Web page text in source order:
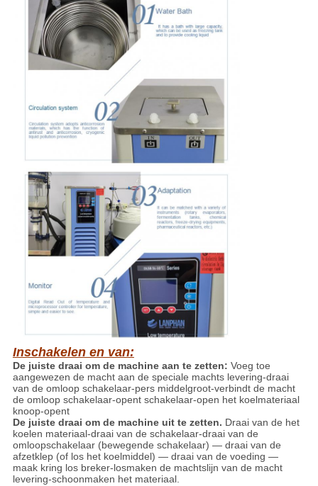
Inschakelen en van:
De juiste draai om de machine aan te zetten: Voeg toe
aangewezen de macht aan de speciale machts levering-draai
van de omloop schakelaar-pers middelgroot-verbindt de macht
de omloop schakelaar-opent schakelaar-open het koelmateriaal
knoop-opent
De juiste draai om de machine uit te zetten. Draai van de het
koelen materiaal-draai van de schakelaar-draai van de
omloopschakelaar (bewegende schakelaar) — draai van de
afzetklep (of los het koelmiddel) — draai van de voeding —
maak kring los breker-losmaken de machtslijn van de macht
levering-schoonmaken het materiaal.